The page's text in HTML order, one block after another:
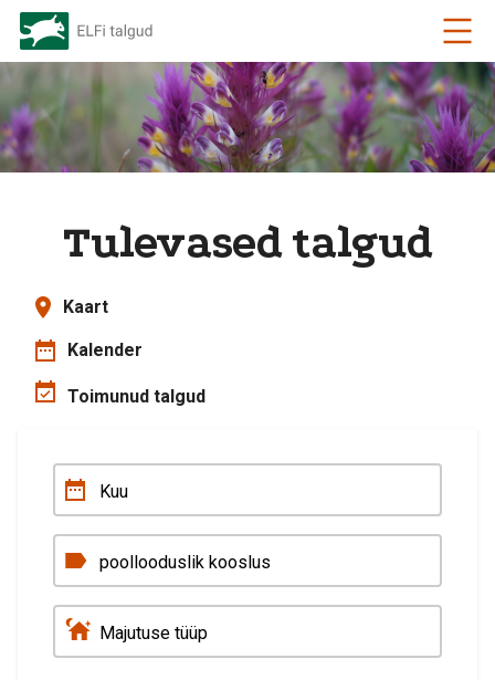
Tulevased talgud
Kaart
Kalender
Toimunud talgud